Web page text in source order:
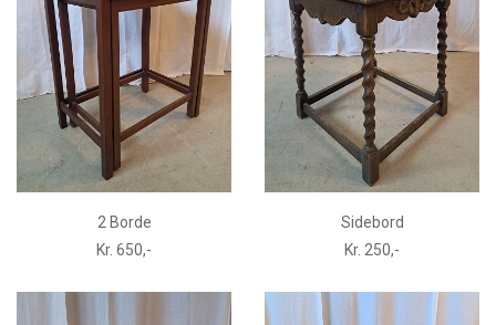
2 Borde
Kr. 650,-
Sidebord
Kr. 250,-